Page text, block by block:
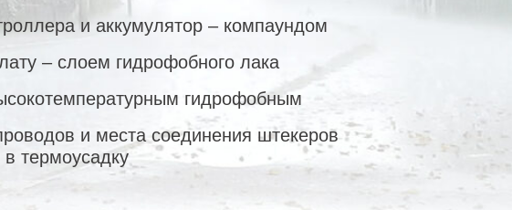
и аккумулятор – компаундом
– слоем гидрофобного лака
гидрофобным
и места соединения штекеров
термоусадку